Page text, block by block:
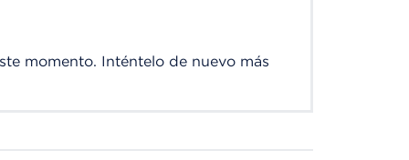
momento. Inténtelo de nuevo más